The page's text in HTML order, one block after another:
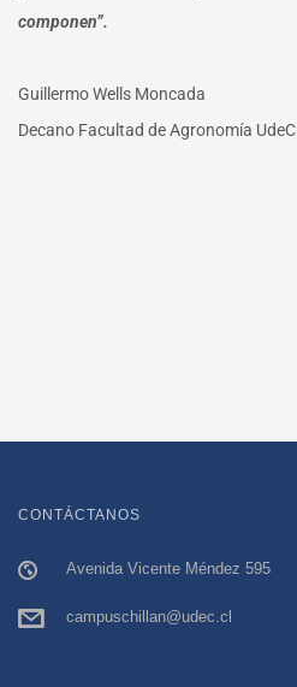
componen”.
Guillermo Wells Moncada
Decano Facultad de Agronomía UdeC
CONTÁCTANOS
Avenida Vicente Méndez 595
campuschillan@udec.cl